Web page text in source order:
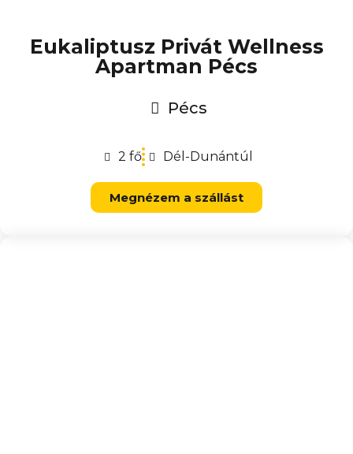
Eukaliptusz Privát Wellness
Apartman Pécs
Pécs
2 fő Dél-Dunántúl
Megnézem a szállást